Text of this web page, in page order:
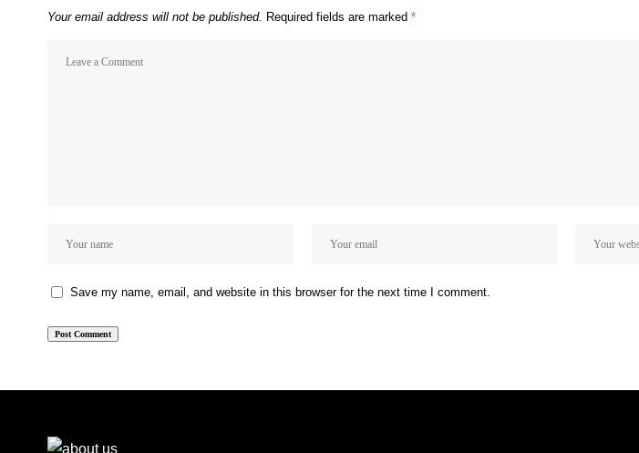
Your email address will not be published. Required fields are marked *
Save my name, email, and website in this browser for the next time I comment.